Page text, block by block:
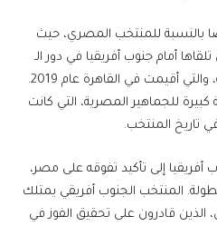
بالنسبة للمنتخب المصري، حيث
أمام جنوب أفريقيا في دور الـ
16 من النسخة الماضية للبطولة، والتي أقيمت في القاهرة عام 2019.
للجماهير المصرية، التي كانت
تاريخ المنتخب.
إلى تأكيد تفوقه على مصر،
المنتخب الجنوب أفريقي يمتلك
الذين قادرون على تحقيق الفوز في